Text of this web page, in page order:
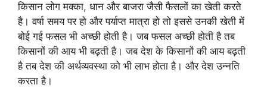
किसान लोग मक्का, धान और बाजरा जैसी फैसलों का खेती करते
है। वर्षा समय पर हो और पर्याप्त मात्रा हो तो इससे उनकी खेती में
बोई गई फसल भी अच्छी होती है। जब फसल अच्छी होती है तब
किसानों की आय भी बढ़ती है। जब देश के किसानों की आय बढ़ती
है तब देश की अर्थव्यवस्था को भी लाभ होता है। और देश उन्नति
करता है।